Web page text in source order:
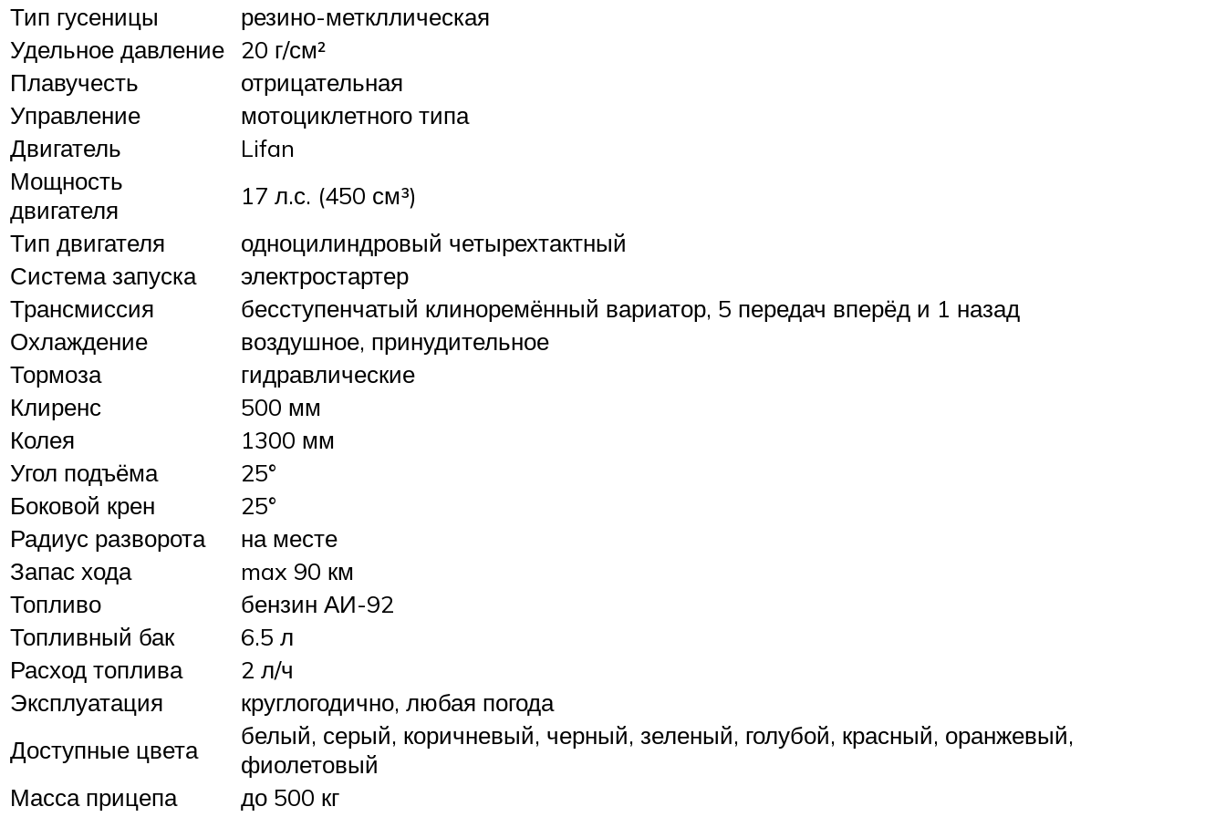
Тип гусеницы
резино-меткллическая
Удельное давление 20 г/см²
Плавучесть
отрицательная
Управление
мотоциклетного типа
Двигатель
Lifan
Мощность
двигателя
17 л.с. (450 см³)
Тип двигателя
одноцилиндровый четырехтактный
Система запуска
электростартер
Трансмиссия
бесступенчатый клиноремённый вариатор, 5 передач вперёд и 1 назад
Охлаждение
воздушное, принудительное
Тормоза
гидравлические
Клиренс
500 мм
Колея
1300 мм
Угол подъёма
25°
Боковой крен
25°
Радиус разворота
на месте
Запас хода
max 90 км
Топливо
бензин АИ-92
Топливный бак
6.5 л
Расход топлива
2 л/ч
Эксплуатация
круглогодично, любая погода
Доступные цвета
белый, серый, коричневый, черный, зеленый, голубой, красный, оранжевый,
фиолетовый
Масса прицепа
до 500 кг